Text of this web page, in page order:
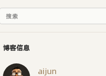
博客信息
aijun